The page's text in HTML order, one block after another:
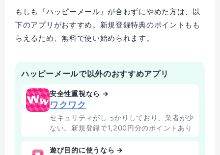
もしも『ハッピーメール』が合わずにやめた方は、以
下のアプリがおすすめ。新規登録特典のポイントもも
らえるため、無料で使い始められます。
ハッピーメールで以外のおすすめアプリ
安全性重視なら →
ワクワク
セキュリティがしっかりしており、業者が少
ない。新規登録で1,200円分のポイントあり
遊び目的に使うなら →